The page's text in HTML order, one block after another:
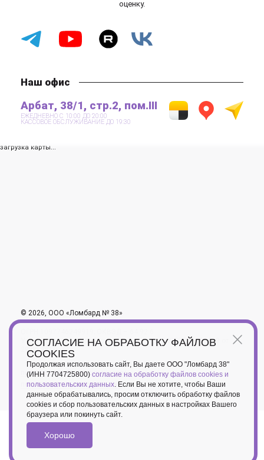
оценку.
Наш офис
Арбат, 38/1, стр.2, пом.III
ЕЖЕДНЕВНО С 10:00 ДО 20:00
КАССОВОЕ ОБСЛУЖИВАНИЕ ДО 19:30
загрузка карты...
© 2026, ООО «Ломбард № 38»
Учетный номер в Пробирной палате России ЮЛ7701608099 от
29.05.2019
политика конфиденциальности
пользовательское соглашение
СОГЛАСИЕ НА ОБРАБОТКУ ФАЙЛОВ
COOKIES
Продолжая использовать сайт, Вы даете ООО "Ломбард 38"
(ИНН 7704725800) согласие на обработку файлов cookies и
пользовательских данных. Если Вы не хотите, чтобы Ваши
данные обрабатывались, просим отключить обработку файлов
cookies и сбор пользовательских данных в настройках Вашего
браузера или покинуть сайт.
Хорошо